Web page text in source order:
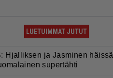
LUETUIMMAT JUTUT
Hjalliksen ja Jasminen häissä
supertähti